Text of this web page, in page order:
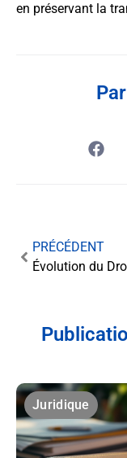
en préservant la
PRÉCÉDENT
Juridique